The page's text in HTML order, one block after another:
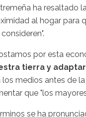
ha resaltado
al hogar para
por esta
tierra y
los medios antes de
que "los
se ha